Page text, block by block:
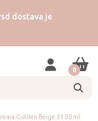
dostava je
0
Golden Beige 31 50 ml